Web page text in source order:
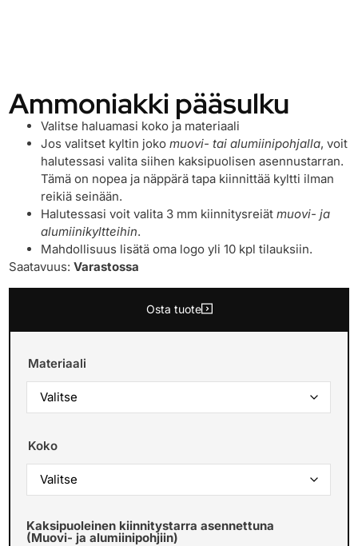
Ammoniakki pääsulku
Valitse haluamasi koko ja materiaali
Jos valitset kyltin jokomuovi- tai alumiinipohjalla, voit
halutessasi valita siihen kaksipuolisen asennustarran.
Tämä on nopea ja näppärä tapa kiinnittää kyltti ilman
reikiä seinään.
Halutessasi voit valita 3 mm kiinnitysreiätmuovi- ja
alumiinikyltteihin.
Mahdollisuus lisätä oma logo yli 10 kpl tilauksiin.
Saatavuus:Varastossa
Osta tuote
Materiaali
Koko
Kaksipuoleinen kiinnitystarra asennettuna
(Muovi- ja alumiinipohjiin)